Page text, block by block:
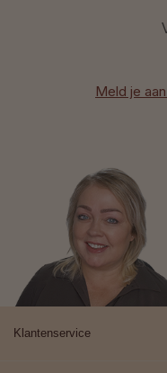
Meld je
Klantenservice